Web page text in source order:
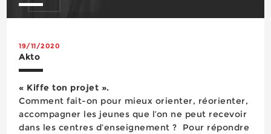
19/11/2020
Akto
« Kiffe ton projet ».
Comment fait-on pour mieux orienter, réorienter,
accompagner les jeunes que l’on ne peut recevoir
dans les centres d’enseignement ? Pour répondre